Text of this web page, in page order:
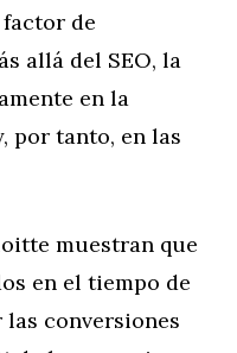
de
allá del SEO, la
en la
por tanto, en las
muestran que
en el tiempo de
conversiones